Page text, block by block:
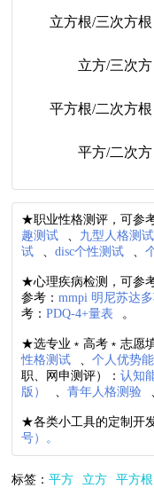
立方根/三次方根
立方/三次方
平方根/二次方根
平方/二次方
★职业性格测评，可参
趣测试
、 九型人格测试
试
、disc个性测试 、
★心理疾病检测，可参
参考：mmpi 明尼苏达
考：PDQ-4+量表 。
★选专业﹡高考﹡志愿
性格测试
、个人优势
职、网申测评）：认知
版）
、青年人格测验
★各类小工具的定制开
号）。
标签：平方 立方 平方根